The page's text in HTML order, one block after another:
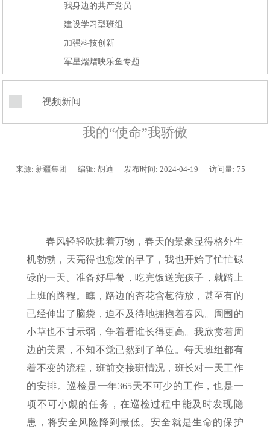
我身边的共产党员
建设学习型班组
加强科技创新
军星熠熠映乐鱼专题
视频新闻
我的“使命”我骄傲
来源: 新疆集团 编辑: 胡迪 发布时间: 2024-04-19 访问量: 75
春风轻轻吹拂着万物，春天的景象显得格外生
机勃勃，天亮得也愈发的早了，我也开始了忙忙碌
碌的一天。准备好早餐，吃完饭送完孩子，就踏上
上班的路程。瞧，路边的杏花含苞待放，甚至有的
已经伸出了脑袋，迫不及待地拥抱着春风。周围的
小草也不甘示弱，争着看谁长得更高。我欣赏着周
边的美景，不知不觉已然到了单位。每天班组都有
着不变的流程，班前交接班情况，班长对一天工作
的安排。巡检是一年365天不可少的工作，也是一
项不可小觑的任务，在巡检过程中能及时发现隐
患，将安全风险降到最低。安全就是生命的保护